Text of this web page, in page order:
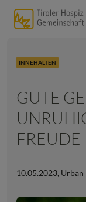
INNEHALTEN
GUTE
FREUDE
10.05.2023, Urban